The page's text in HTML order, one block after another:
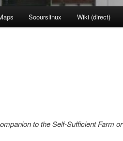
Soourslinux Wiki (direct)
to the Self-Sufficient Farm or